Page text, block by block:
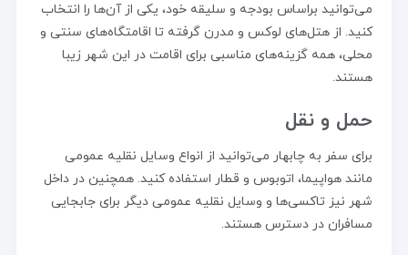
می‌توانید براساس بودجه و سلیقه خود، یکی از آن‌ها را انتخاب
کنید. از هتل‌های لوکس و مدرن گرفته تا اقامتگاه‌های سنتی و
محلی، همه گزینه‌های مناسبی برای اقامت در این شهر زیبا
هستند.
حمل و نقل
برای سفر به چابهار می‌توانید از انواع وسایل نقلیه عمومی
مانند هواپیما، اتوبوس و قطار استفاده کنید. همچنین در داخل
شهر نیز تاکسی‌ها و وسایل نقلیه عمومی دیگر برای جابجایی
مسافران در دسترس هستند.